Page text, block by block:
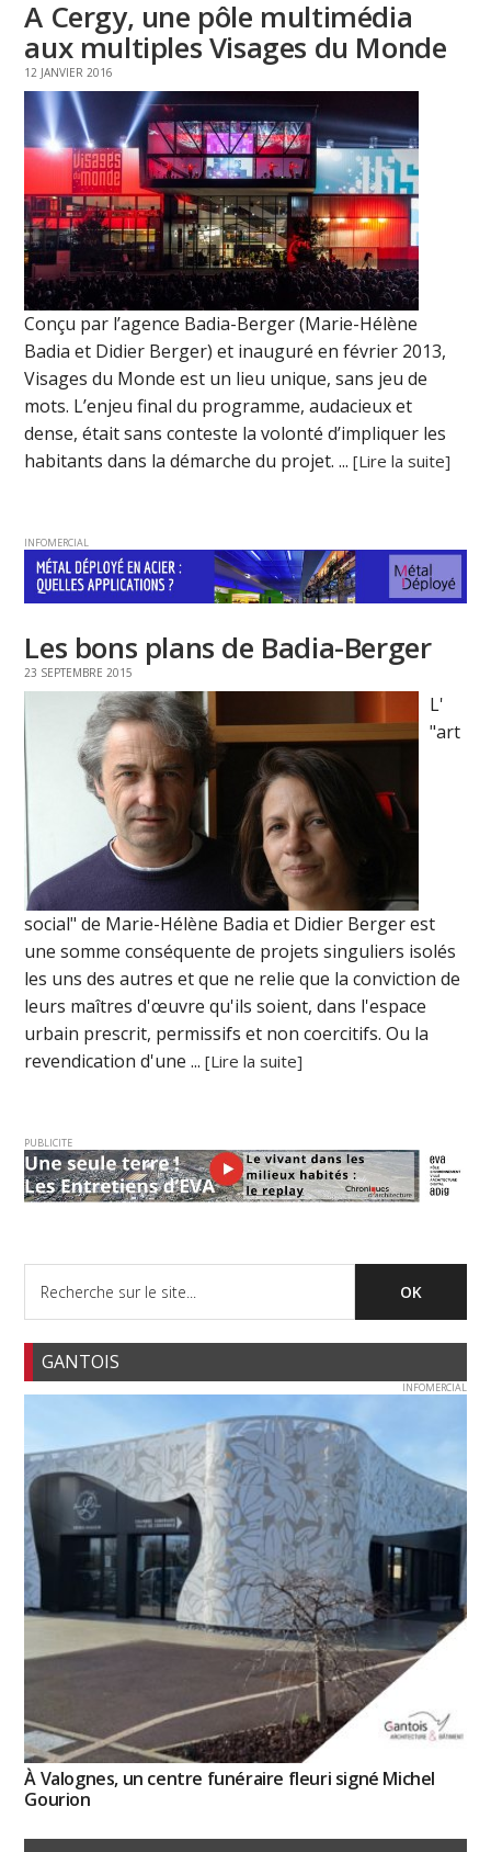
A Cergy, une pôle multimédia
aux multiples Visages du Monde
12 JANVIER 2016
Conçu par l’agence Badia-Berger (Marie-Hélène
Badia et Didier Berger) et inauguré en février 2013,
Visages du Monde est un lieu unique, sans jeu de
mots. L’enjeu final du programme, audacieux et
dense, était sans conteste la volonté d’impliquer les
habitants dans la démarche du projet. ...[Lire la suite]
INFOMERCIAL
Les bons plans de Badia-Berger
23 SEPTEMBRE 2015
L'
"art
social" de Marie-Hélène Badia et Didier Berger est
une somme conséquente de projets singuliers isolés
les uns des autres et que ne relie que la conviction de
leurs maîtres d'œuvre qu'ils soient, dans l'espace
urbain prescrit, permissifs et non coercitifs. Ou la
revendication d'une ...[Lire la suite]
PUBLICITE
GANTOIS
INFOMERCIAL
À Valognes, un centre funéraire fleuri signé Michel
Gourion